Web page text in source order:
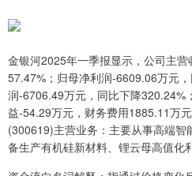
金银河2025年一季报显示，公司主
57.47%；归母净利润-6609.06万元
润-6706.49万元，同比下降320.24%
益-54.29万元，财务费用1885.11万
(300619)主营业务：主要从事高端
备生产有机硅新材料、锂云母高值化